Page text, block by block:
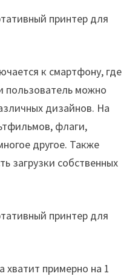
к смартфону, где
пользователь можно
дизайнов. На
флаги,
другое. Также
загрузки собственных
примерно на 1